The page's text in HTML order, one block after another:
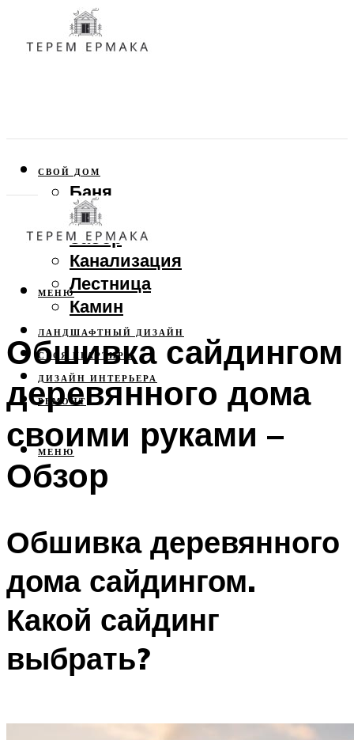
СВОЙ ДОМ
Баня
Веранда
Забор
Канализация
Лестница
Камин
ЛАНДШАФТНЫЙ ДИЗАЙН
СВОЯ КВАРТИРА
ДИЗАЙН ИНТЕРЬЕРА
РЕМОНТ
МЕНЮ
МЕНЮ
Обшивка сайдингом
деревянного дома
своими руками –
Обзор
Обшивка деревянного
дома сайдингом.
Какой сайдинг
выбрать?